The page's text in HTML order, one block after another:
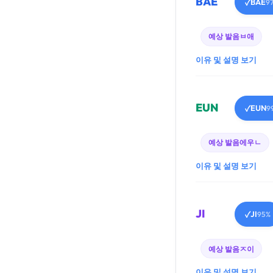
✓
예상 발음ㅂ애
이유 및 설명 보기
EUN ✓EUN
예상 발음에우ㄴ
이유 및 설명 보기
JI ✓JI95%
예상 발음ㅈ이